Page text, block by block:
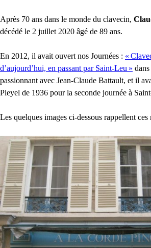
Après 70 ans dans le monde du clavecin,
décédé le 2 juillet 2020 âgé de 89 ans.
En 2012, il avait ouvert nos Journées : «
d’aujourd’hui, en passant par Saint-Leu »
passionnant avec Jean-Claude Battault, et il
Pleyel de 1936 pour la seconde journée à
Les quelques images ci-dessous rappellent ces